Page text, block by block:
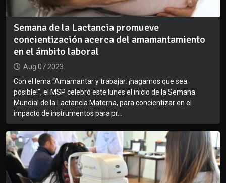
Semana de la Lactancia promueve
concientización acerca del amamantamiento
en el ámbito laboral
Aug 07 2023
Con el lema “Amamantar y trabajar: ¡hagamos que sea
posible!”, el MSP celebró este lunes el inicio de la Semana
Mundial de la Lactancia Materna, para concientizar en el
impacto de instrumentos para pr...